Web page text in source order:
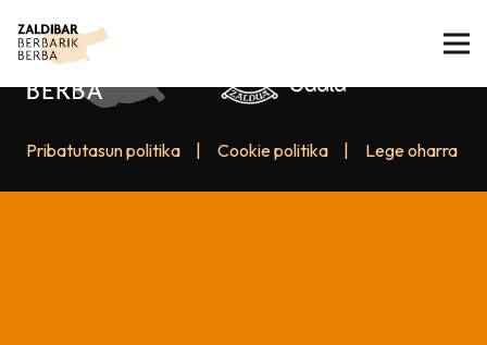
Pribatutasun politika Cookie politika Lege oharra